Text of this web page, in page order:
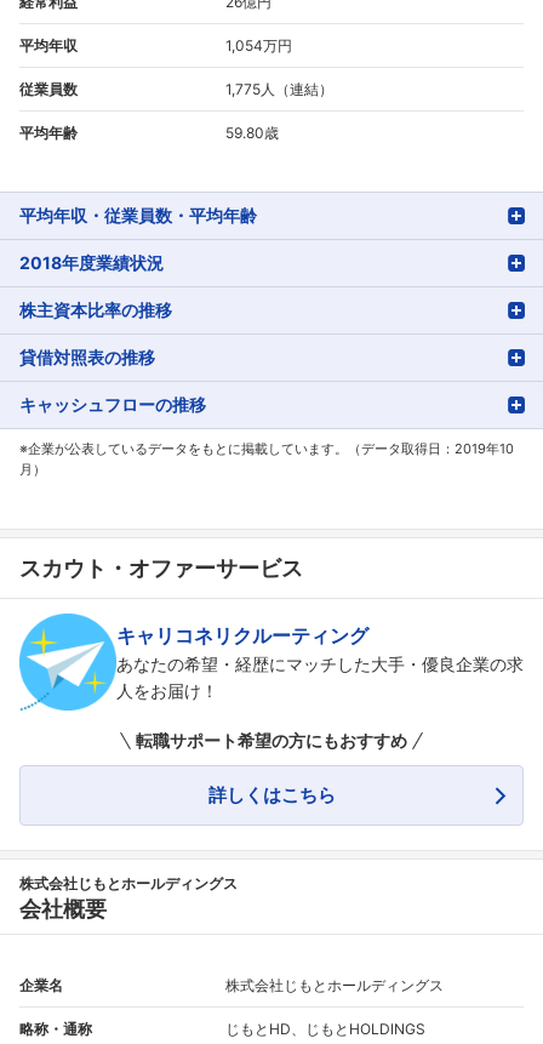
平均年収 1,054万円
従業員数 1,775人（連結）
平均年齢 59.80歳
平均年収・従業員数・平均年齢
2018年度業績状況
株主資本比率の推移
貸借対照表の推移
キャッシュフローの推移
※企業が公表しているデータをもとに掲載しています。（データ取得日：2019年10
月）
スカウト・オファーサービス
キャリコネリクルーティング
あなたの希望・経歴にマッチした大手・優良企業の求
人をお届け！
転職サポート希望の方にもおすすめ
詳しくはこちら
株式会社じもとホールディングス
会社概要
企業名 株式会社じもとホールディングス
略称・通称 じもとHD、じもとHOLDINGS